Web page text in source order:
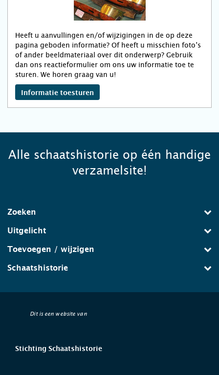
Heeft u aanvullingen en/of wijzigingen in de op deze
pagina geboden informatie? Of heeft u misschien foto’s
of ander beeldmateriaal over dit onderwerp? Gebruik
dan ons reactieformulier om ons uw informatie toe te
sturen. We horen graag van u!
Informatie toesturen
Alle schaatshistorie op één handige
verzamelsite!
Zoeken
Uitgelicht
Toevoegen / wijzigen
Schaatshistorie
Dit is een website van
Stichting Schaatshistorie